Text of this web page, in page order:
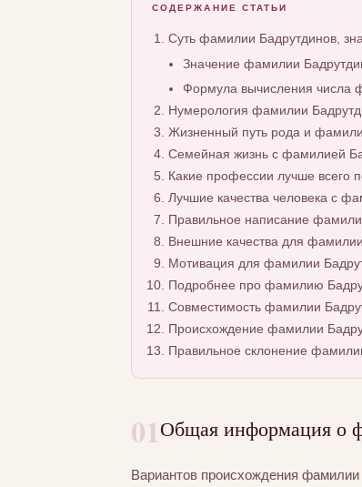
СОДЕРЖАНИЕ СТАТЬИ
Суть фамилии Бадрутдинов,
Значение фамилии
Формула вычисления числа
Нумерология фамилии
Жизненный путь рода и
Семейная жизнь с фамилией
Какие профессии лучше всего
Лучшие качества человека с
Правильное написание
Внешние качества для
Мотивация для фамилии
Подробнее про фамилию
Совместимость фамилии
Происхождение фамилии
Правильное склонение
01Общая информация о
Вариантов происхождения